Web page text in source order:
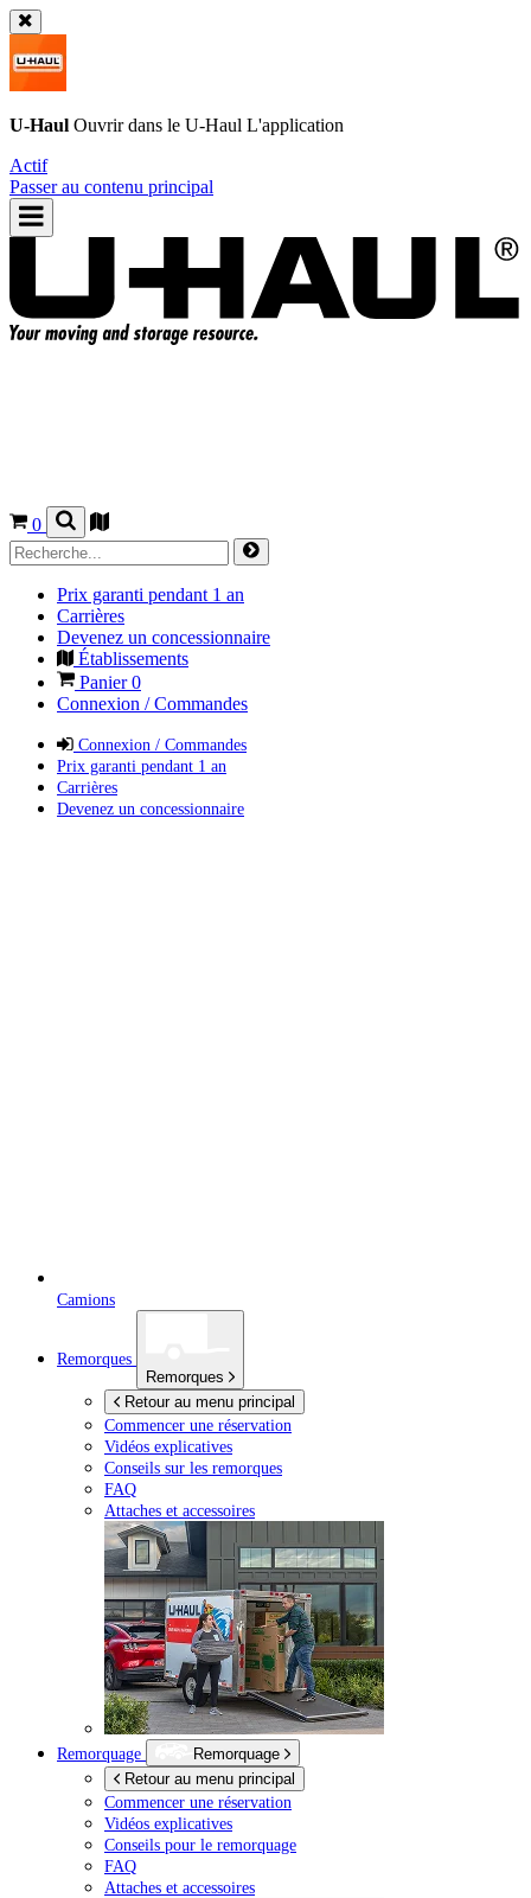
U-Haul Ouvrir dans le U-Haul L'application
Actif
Passer au contenu principal
0
Prix garanti pendant 1 an
Carrières
Devenez un concessionnaire
Établissements
Panier0
Connexion / Commandes
Connexion / Commandes
Prix garanti pendant 1 an
Carrières
Devenez un concessionnaire
Camions
Remorques
Remorques
Retour au menu principal
Commencer une réservation
Vidéos explicatives
Conseils sur les remorques
FAQ
Attaches et accessoires
Remorquage
Remorquage
Retour au menu principal
Commencer une réservation
Vidéos explicatives
Conseils pour le remorquage
FAQ
Attaches et accessoires